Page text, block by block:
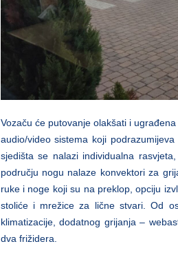
Vozaču će putovanje olakšati i
audio/video sistema koji
sjedišta se nalazi individualna
području nogu nalaze konvektori za
ruke i noge koji su na preklop, opciju
stoliće i mrežice za lične stvari. Od
klimatizacije, dodatnog grijanja –
dva frižidera.